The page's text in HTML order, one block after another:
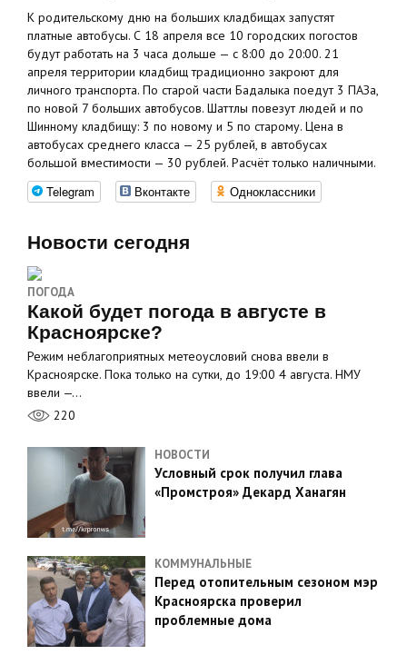
К родительскому дню на больших кладбищах запустят
платные автобусы. С 18 апреля все 10 городских погостов
будут работать на 3 часа дольше — с 8:00 до 20:00. 21
апреля территории кладбищ традиционно закроют для
личного транспорта. По старой части Бадалыка поедут 3 ПАЗа,
по новой 7 больших автобусов. Шаттлы повезут людей и по
Шинному кладбищу: 3 по новому и 5 по старому. Цена в
автобусах среднего класса — 25 рублей, в автобусах
большой вместимости — 30 рублей. Расчёт только наличными.
Telegram Вконтакте Одноклассники
Новости сегодня
ПОГОДА
Какой будет погода в августе в
Красноярске?
Режим неблагоприятных метеоусловий снова ввели в
Красноярске. Пока только на сутки, до 19:00 4 августа. НМУ
ввели —…
220
НОВОСТИ
Условный срок получил глава
«Промстроя» Декард Ханагян
КОММУНАЛЬНЫЕ
Перед отопительным сезоном мэр
Красноярска проверил
проблемные дома